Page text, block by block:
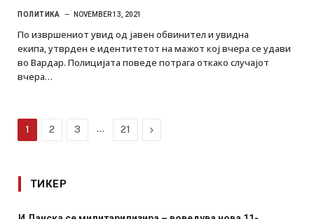
ПОЛИТИКА NOVEMBER 13, 2021
По извршениот увид од јавен обвинител и увидна
екипа, утврден е идентитетот на мажот кој вчера се удави
во Вардар. Полицијата поведе потрага откако случајот
вчера…
1 2 3 … 21 Next
ТИКЕР